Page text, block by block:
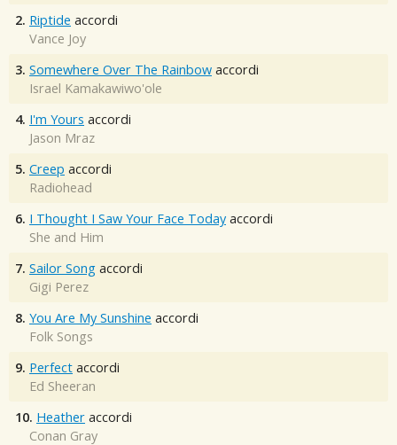
2. Riptide accordi
Vance Joy
3. Somewhere Over The Rainbow accordi
Israel Kamakawiwo'ole
4. I'm Yours accordi
Jason Mraz
5. Creep accordi
Radiohead
6. I Thought I Saw Your Face Today accordi
She and Him
7. Sailor Song accordi
Gigi Perez
8. You Are My Sunshine accordi
Folk Songs
9. Perfect accordi
Ed Sheeran
10. Heather accordi
Conan Gray